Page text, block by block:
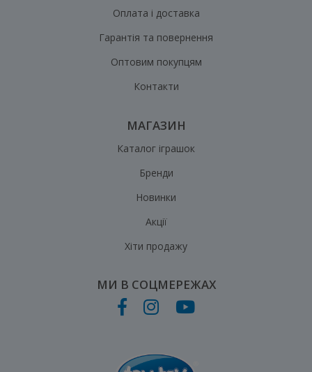
Оплата і доставка
Гарантія та повернення
Оптовим покупцям
Контакти
МАГАЗИН
Каталог іграшок
Бренди
Новинки
Акції
Хіти продажу
МИ В СОЦМЕРЕЖАХ